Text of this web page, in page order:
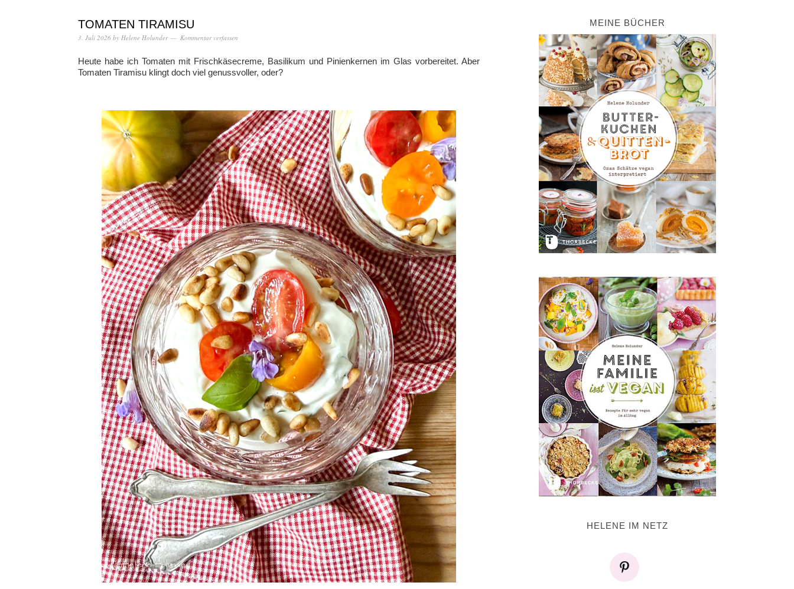
TOMATEN TIRAMISU
3. Juli 2026 by Helene Holunder Kommentar verfassen
Heute habe ich Tomaten mit Frischkäsecreme, Basilikum und Pinienkernen im Glas vorbereitet. Aber
Tomaten Tiramisu klingt doch viel genussvoller, oder?
MEINE BÜCHER
HELENE IM NETZ